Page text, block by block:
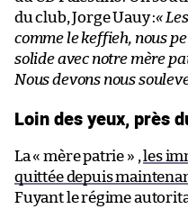
du club, Jorge Uauy :«
comme le keffieh, nous
solide avec notre mère
Nous devons nous
Loin des yeux, près
La « mère patrie » , les
quittée depuis
Fuyant le régime